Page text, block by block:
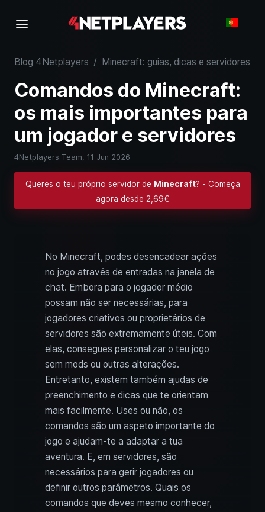
Blog 4Netplayers / Minecraft: guias, dicas e servidores
Comandos do Minecraft:
os mais importantes para
um jogador e servidores
4Netplayers Team, 11 Jun 2026
Queres o teu próprio servidor de Minecraft? - Começa
agora desde 2,69€
No Minecraft, podes desencadear ações
no jogo através de entradas na janela de
chat. Embora para o jogador médio
possam não ser necessárias, para
jogadores criativos ou proprietários de
servidores são extremamente úteis. Com
elas, consegues personalizar o teu jogo
sem mods ou outras alterações.
Entretanto, existem também ajudas de
preenchimento e dicas que te orientam
mais facilmente. Uses ou não, os
comandos são um aspeto importante do
jogo e ajudam‑te a adaptar a tua
aventura. E, em servidores, são
necessários para gerir jogadores ou
definir outros parâmetros. Quais os
comandos que deves mesmo conhecer,